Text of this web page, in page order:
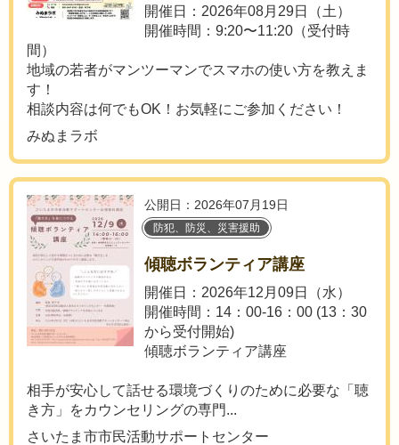
開催日：2026年08月29日（土）
開催時間：9:20〜11:20（受付時
間）
地域の若者がマンツーマンでスマホの使い方を教えま
す！
相談内容は何でもOK！お気軽にご参加ください！
みぬまラボ
公開日：2026年07月19日
防犯、防災、災害援助
傾聴ボランティア講座
開催日：2026年12月09日（水）
開催時間：14：00-16：00 (13：30
から受付開始)
傾聴ボランティア講座
相手が安心して話せる環境づくりのために必要な「聴
き方」をカウンセリングの専門...
さいたま市市民活動サポートセンター